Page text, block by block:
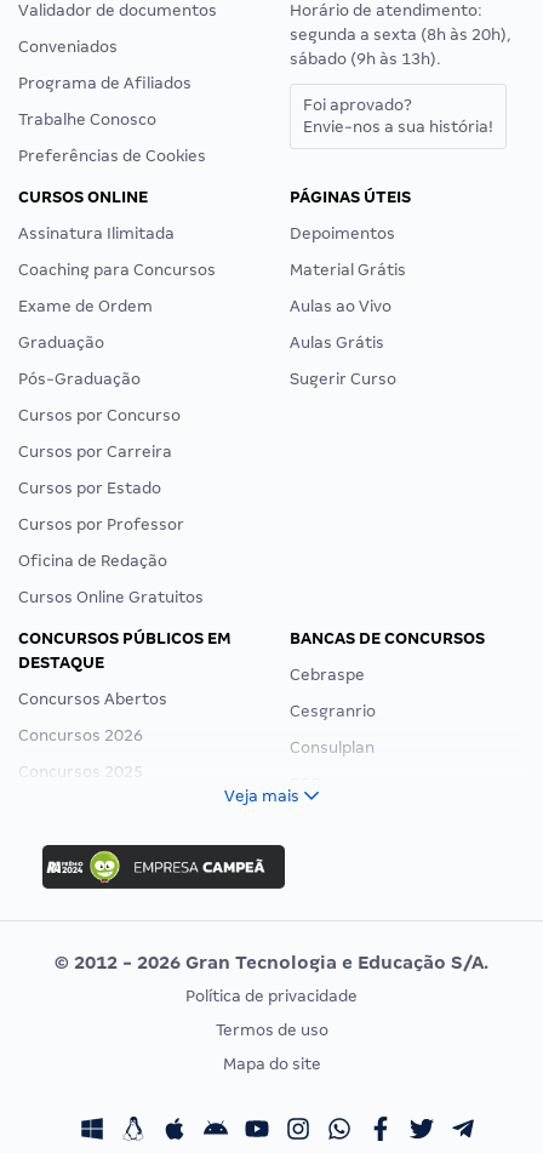
Validador de documentos
Conveniados
Programa de Afiliados
Trabalhe Conosco
Preferências de Cookies
Horário de atendimento:
segunda a sexta (8h às 20h),
sábado (9h às 13h).
Foi aprovado?
Envie-nos a sua história!
CURSOS ONLINE
Assinatura Ilimitada
Coaching para Concursos
Exame de Ordem
Graduação
Pós-Graduação
Cursos por Concurso
Cursos por Carreira
Cursos por Estado
Cursos por Professor
Oficina de Redação
Cursos Online Gratuitos
PÁGINAS ÚTEIS
Depoimentos
Material Grátis
Aulas ao Vivo
Aulas Grátis
Sugerir Curso
CONCURSOS PÚBLICOS EM
DESTAQUE
Concursos Abertos
Concursos 2026
Concursos 2025
Concurso Ibama
Concurso MPU
Editais publicados
BANCAS DE CONCURSOS
Cebraspe
Cesgranrio
Consulplan
Vunesp
CONCURSOS POR PROFISSÃO
Concursos Fiscais
EXAME DE ORDEM
Calendário OAB
Veja mais
© 2012 - 2026 Gran Tecnologia e Educação S/A.
Política de privacidade
Termos de uso
Mapa do site